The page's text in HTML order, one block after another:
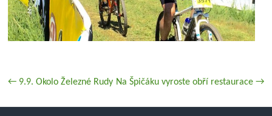
← 9.9. Okolo Železné Rudy Na Špičáku vyroste obří restaurace →